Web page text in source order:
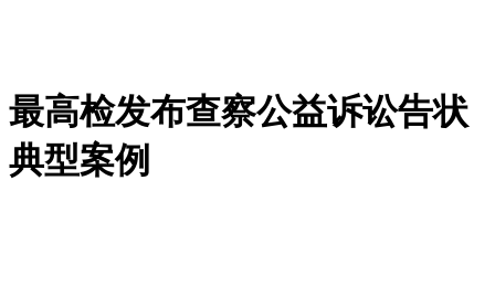
最高检发布查察公益诉讼告状
典型案例